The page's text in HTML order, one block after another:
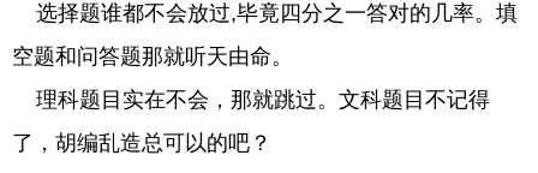
选择题谁都不会放过,毕竟四分之一答对的几率。填
空题和问答题那就听天由命。
理科题目实在不会，那就跳过。文科题目不记得
了，胡编乱造总可以的吧？